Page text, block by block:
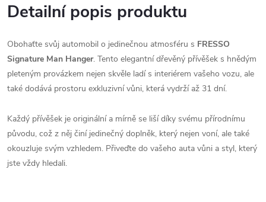
Detailní popis produktu
Obohaťte svůj automobil o jedinečnou atmosféru s FRESSO
Signature Man Hanger. Tento elegantní dřevěný přívěšek s hnědým
pleteným provázkem nejen skvěle ladí s interiérem vašeho vozu, ale
také dodává prostoru exkluzivní vůni, která vydrží až 31 dní.
Každý přívěšek je originální a mírně se liší díky svému přírodnímu
původu, což z něj činí jedinečný doplněk, který nejen voní, ale také
okouzluje svým vzhledem. Přiveďte do vašeho auta vůni a styl, který
jste vždy hledali.